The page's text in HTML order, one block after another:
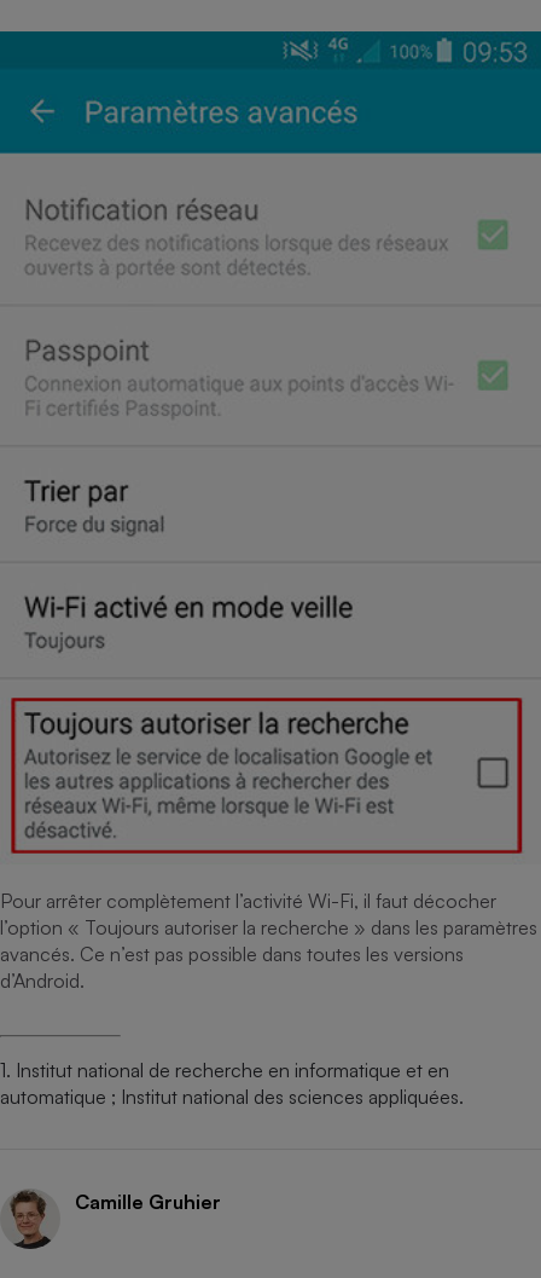
Pour arrêter complètement l’activité Wi-Fi, il faut décocher
l’option « Toujours autoriser la recherche » dans les paramètres
avancés. Ce n’est pas possible dans toutes les versions
d’Android.
1. Institut national de recherche en informatique et en
automatique ; Institut national des sciences appliquées.
Camille Gruhier